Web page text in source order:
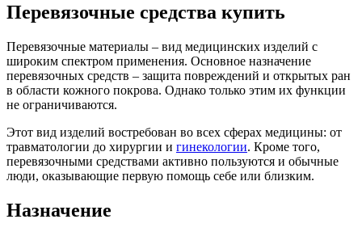
Перевязочные средства купить
Перевязочные материалы – вид медицинских изделий с
широким спектром применения. Основное назначение
перевязочных средств – защита повреждений и открытых ран
в области кожного покрова. Однако только этим их функции
не ограничиваются.
Этот вид изделий востребован во всех сферах медицины: от
травматологии до хирургии и гинекологии. Кроме того,
перевязочными средствами активно пользуются и обычные
люди, оказывающие первую помощь себе или близким.
Назначение